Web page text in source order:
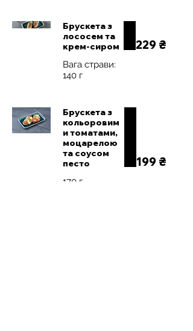
Брускета з
лососем та
крем-сиром
Вага страви:
140 г
229 ₴
Брускета з
кольоровим
и томатами,
моцарелою
та соусом
песто
170 г
199 ₴